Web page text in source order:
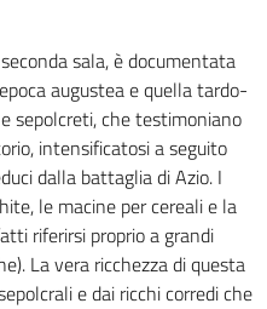
sala, è documentata
augustea e quella tardo-
sepolcreti, che testimoniano
intensificatosi a seguito
dalla battaglia di Azio. I
le macine per cereali e la
riferirsi proprio a grandi
La vera ricchezza di questa
e dai ricchi corredi che